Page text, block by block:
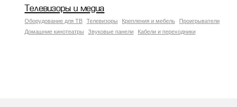
Телевизоры и медиа
Оборудование для ТВ Телевизоры Крепления и мебель
Проигрыватели
Домашние кинотеатры
Звуковые панели Кабели и переходники